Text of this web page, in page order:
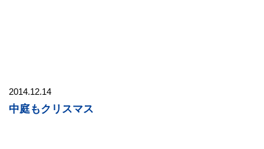
2014.12.14
中庭もクリスマス